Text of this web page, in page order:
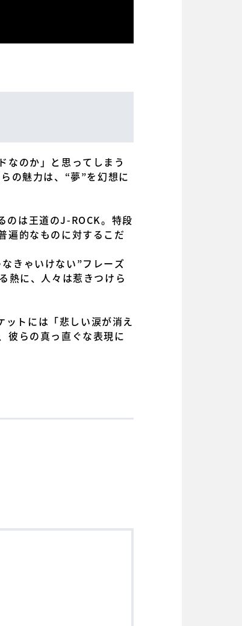
なのか」と思ってしまう
の魅力は、“夢”を幻想に
のは王道のJ-ROCK。特段
遍的なものに対するこだ
きゃいけない”フレーズ
熱に、人々は惹きつけら
トには「悲しい涙が消え
彼らの真っ直ぐな表現に